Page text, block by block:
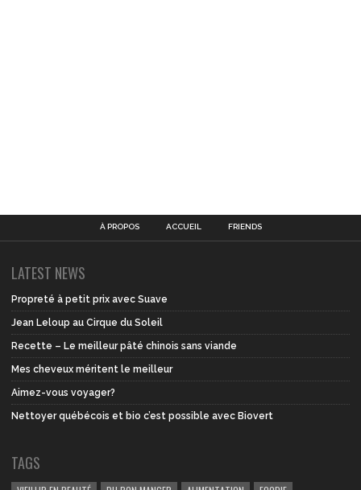
À PROPOS ACCUEIL FRIENDS
LATEST NEWS
Propreté à petit prix avec Suave
Jean Leloup au Cirque du Soleil
Recette – Le meilleur pâté chinois sans viande
Mes cheveux méritent le meilleur
Aimez-vous voyager?
Nettoyer québécois et bio c’est possible avec Biovert
TAGS